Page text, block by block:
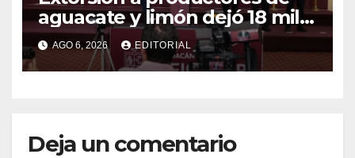
aguacate y limón dejó 18 mil
mdp a red del caso Carlos
Manzo
AGO 6, 2026 EDITORIAL
Deja un comentario